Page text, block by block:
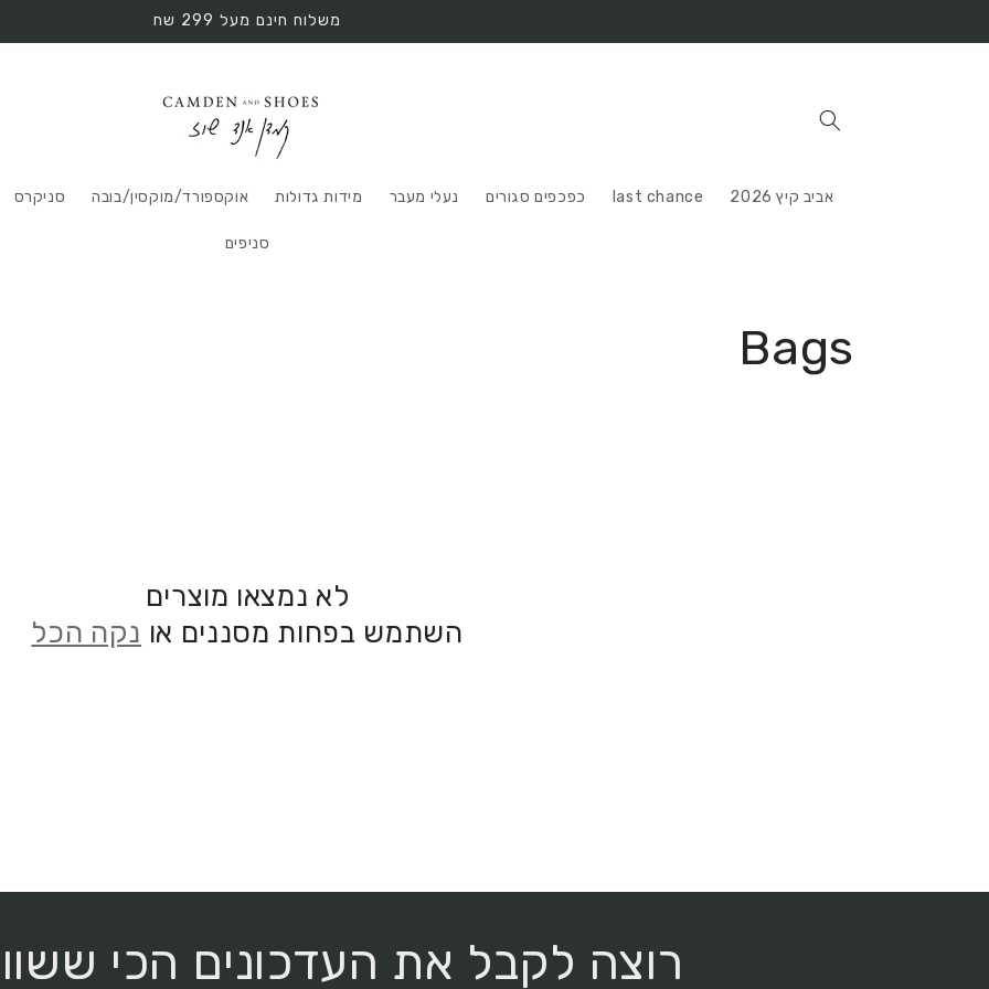
משלוח חינם מעל 299 שח
אביב קיץ 2026 last chance כפכפים סגורים נעלי מעבר מידות גדולות אוקספורד/מוקסין/בובה סניקרס
סניפים
א
Bags
לא נמצאו מוצרים
השתמש בפחות מסננים או נקה הכל
רוצה לקבל את העדכונים הכי